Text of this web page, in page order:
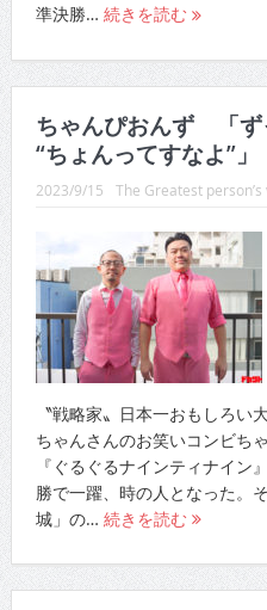
準決勝… 続きを読む
ちゃんぴおんず 「ず
“ちょんってすなよ”」
2023/9/15 The Greatest
〝戦略家〟日本一おもしろい
ちゃんさんのお笑いコンビち
『ぐるぐるナインティナイン
勝で一躍、時の人となった。
城」の… 続きを読む